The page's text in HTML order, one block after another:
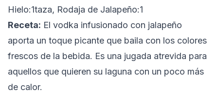
Hielo:1taza, Rodaja de Jalapeño:1
Receta: El vodka infusionado con jalapeño
aporta un toque picante que baila con los colores
frescos de la bebida. Es una jugada atrevida para
aquellos que quieren su laguna con un poco más
de calor.